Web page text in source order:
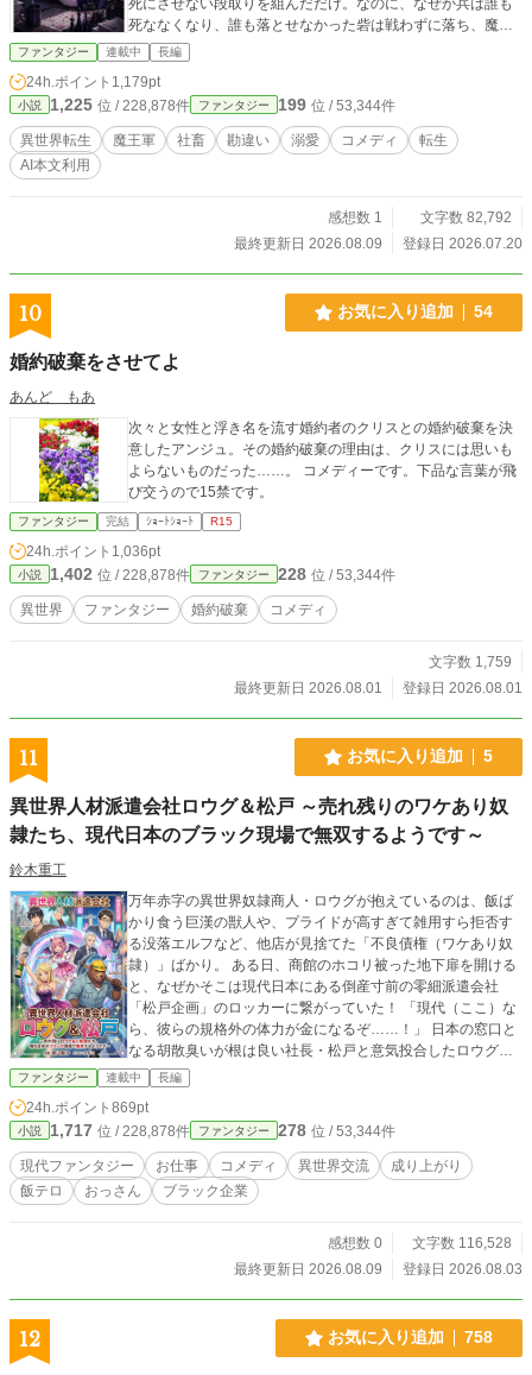
死にさせない段取りを組んだだけ。なのに、なぜか兵は誰も
死ななくなり、誰も落とせなかった砦は戦わずに落ち、魔王
軍はどんどん強くなっていく。 「兵の命を大事にする、恐ろ
しく冷酷な策略家」 そんな勘違いが勝手に広まって、俺は魔
王様に見初められ、人間の国は次々と白旗を上げていく。俺
はただ、定時で帰りたいだけなのに。 無自覚に最強なダメ社
畜の、ホワイト企業化コメディ、はじまります。 ※本作は、
既存作品を全面的に改稿（リライト）した作品です。
ファンタジー 連載中 長編
24h.ポイント 1,179pt
小説 1,225 位 / 228,878件 ファンタジー 199 位 / 53,344件
異世界転生 魔王軍 社畜 勘違い 溺愛 コメディ
転生
AI本文利用
感想数 1
文字数 82,792
最終更新日 2026.08.09
登録日 2026.07.20
10 お気に入り追加 54
婚約破棄をさせてよ
あんど もあ
次々と女性と浮き名を流す婚約者のクリスとの婚約破棄を決
意したアンジュ。その婚約破棄の理由は、クリスには思いも
よらないものだった……。 コメディーです。下品な言葉が飛
び交うので15禁です。
ファンタジー 完結 ｼｮｰﾄｼｮｰﾄ R15
24h.ポイント 1,036pt
小説 1,402 位 / 228,878件 ファンタジー 228 位 / 53,344件
異世界 ファンタジー 婚約破棄 コメディ
文字数 1,759
最終更新日 2026.08.01
登録日 2026.08.01
11 お気に入り追加 5
異世界人材派遣会社ロウグ＆松戸 ～売れ残りのワケあり奴
隷たち、現代日本のブラック現場で無双するようです～
鈴木重工
万年赤字の異世界奴隷商人・ロウグが抱えているのは、飯ば
かり食う巨漢の獣人や、プライドが高すぎて雑用すら拒否す
る没落エルフなど、他店が見捨てた「不良債権（ワケあり奴
隷）」ばかり。 ある日、商館のホコリ被った地下扉を開ける
と、なぜかそこは現代日本にある倒産寸前の零細派遣会社
「松戸企画」のロッカーに繋がっていた！ 「現代（ここ）な
ら、彼らの規格外の体力が金になるぞ……！」 日本の窓口と
なる胡散臭いが根は良い社長・松戸と意気投合したロウグ
は、異世界から現代日本へ労働力を貸し出す『異世界人材派
遣ビジネス』をスタートさせる。 プライド激高のエルフは
「ドSキャバ嬢」として中年サラリーマンの心を鷲掴みにして
売上ナンバーワンに！ 怪力無双の獣人は重機も入れない現場
で大岩を素手で砕き「伝説の土方」として親方に惚れ込まれ
る！ さらに、ポンコツサキュバスは「大食い地下アイドル」
としてバズり、元宮廷魔術師の傲慢ジジイは「最強ITエンジ
日本で稼いだ円で『100均の爪切り』や『ワークマンの防寒
着』を大量に買い付け、異世界に持ち込みボロ儲け。 彼らの
バーの圧倒的スペックで完膚なきまでに鉄槌を下す！ 「あい
つらは奴隷じゃない。ウチの大事な『正社員』だ」 これは、
ファンタジー 連載中 長編
24h.ポイント 869pt
小説 1,717 位 / 228,878件 ファンタジー 278 位 / 53,344件
現代ファンタジー お仕事 コメディ 異世界交流
成り上がり
飯テロ
おっさん ブラック企業
感想数 0
文字数 116,528
最終更新日 2026.08.09
登録日 2026.08.03
12 お気に入り追加 758